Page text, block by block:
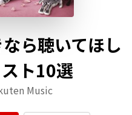
ら聴いてほし
ト10選
Music